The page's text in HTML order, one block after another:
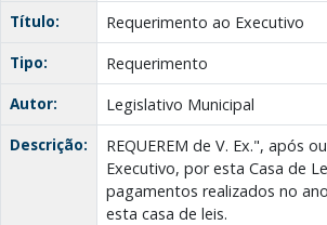
Título:
Requerimento ao Executivo
Tipo:
Requerimento
Autor:
Legislativo Municipal
Descrição:
REQUEREM de V. Ex.", após
Executivo, por esta Casa de
pagamentos realizados no
esta casa de leis.